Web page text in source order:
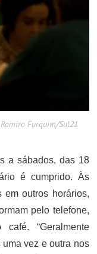
Furquim/Sul21
a sábados, das 18
é cumprido. Às
em outros horários,
pelo telefone,
“Geralmente
vez e outra nos